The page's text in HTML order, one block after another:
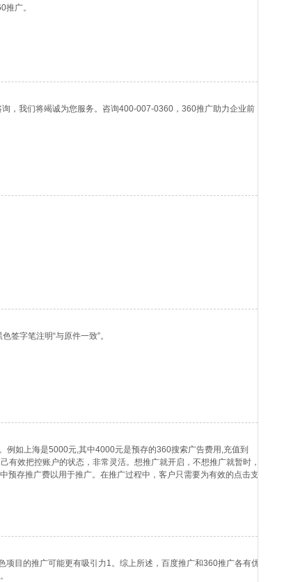
广。
，我们将竭诚为您服务。咨询400-007-0360，360推广助力企业前
时，360推广的广告会自动下线。让客户能选择每日的推广预算。
签字笔注明“与原件一致”。
如上海是5000元,其中4000元是预存的360搜索广告费用,充值到
效把控账户的状态，非常灵活。想推广就开启，不想推广就暂时，
预存推广费以用于推广。在推广过程中，客户只需要为有效的点击支
目的推广可能更有吸引力1。综上所述，百度推广和360推广各有优